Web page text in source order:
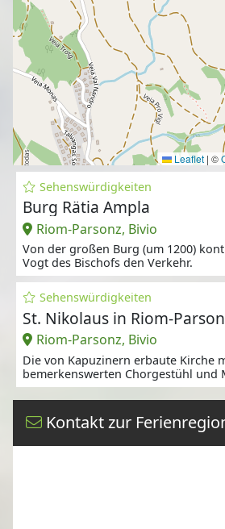
Leaflet | ©
Sehenswürdigkeiten
Burg Rätia Ampla
Riom-Parsonz, Bivio
Von der großen Burg (um 1200)
Vogt des Bischofs den Verkehr.
Sehenswürdigkeiten
St. Nikolaus in Riom-
Riom-Parsonz, Bivio
Die von Kapuzinern erbaute Kirche
bemerkenswerten Chorgestühl und
1663
Kontakt zur